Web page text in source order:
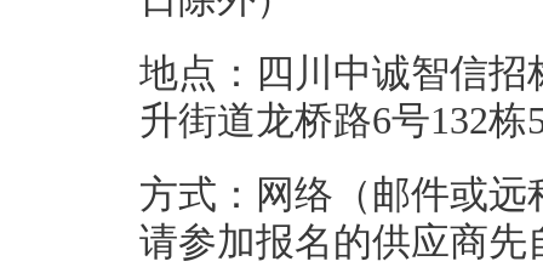
地点：四川中诚智信
升街道龙桥路6号132栋
方式：网络（邮件或
请参加报名的供应商